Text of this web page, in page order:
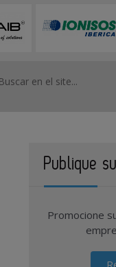
Publique
Promocione